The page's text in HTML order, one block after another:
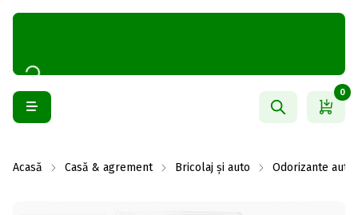
0
Acasă Casă & agrement Bricolaj și auto Odorizante auto